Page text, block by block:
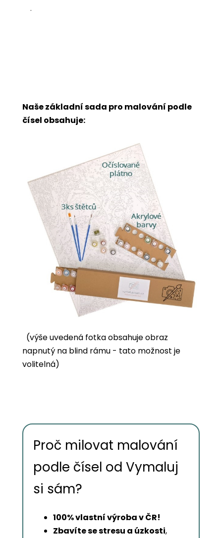
.
Naše základní sada pro malování podle
čísel obsahuje:
(výše uvedená fotka obsahuje obraz
napnutý na blind rámu - tato možnost je
volitelná)
Proč milovat malování
podle čísel od Vymaluj
si sám?
100% vlastní výroba v ČR!
Zbavíte se stresu a úzkosti,